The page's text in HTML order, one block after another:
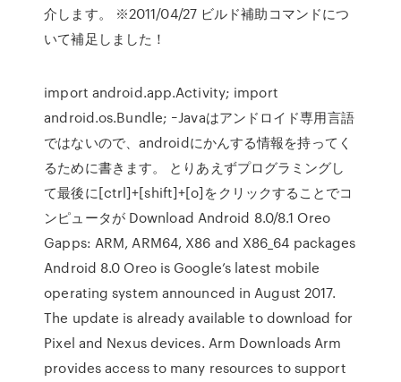
介します。 ※2011/04/27 ビルド補助コマンドにつ
いて補足しました！
import android.app.Activity; import
android.os.Bundle; ｰJavaはアンドロイド専用言語
ではないので、androidにかんする情報を持ってく
るために書きます。 とりあえずプログラミングし
て最後に[ctrl]+[shift]+[o]をクリックすることでコ
ンピュータが Download Android 8.0/8.1 Oreo
Gapps: ARM, ARM64, X86 and X86_64 packages
Android 8.0 Oreo is Google’s latest mobile
operating system announced in August 2017.
The update is already available to download for
Pixel and Nexus devices. Arm Downloads Arm
provides access to many resources to support